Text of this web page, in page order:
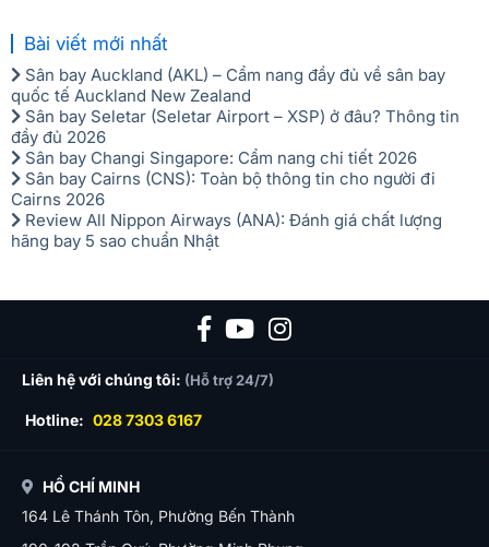
Bài viết mới nhất
Sân bay Auckland (AKL) – Cẩm nang đầy đủ về sân bay
quốc tế Auckland New Zealand
Sân bay Seletar (Seletar Airport – XSP) ở đâu? Thông tin
đầy đủ 2026
Sân bay Changi Singapore: Cẩm nang chi tiết 2026
Sân bay Cairns (CNS): Toàn bộ thông tin cho người đi
Cairns 2026
Review All Nippon Airways (ANA): Đánh giá chất lượng
hãng bay 5 sao chuẩn Nhật
Liên hệ với chúng tôi: (Hỗ trợ 24/7)
Hotline: 028 7303 6167
HỒ CHÍ MINH
164 Lê Thánh Tôn, Phường Bến Thành